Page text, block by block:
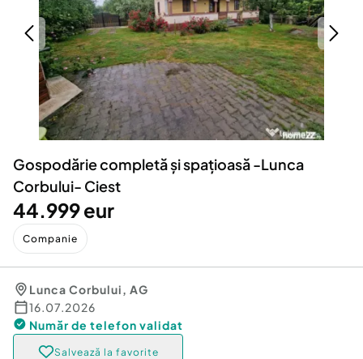
Servicii
Animale de companie
Afaceri și echipamente profesionale
Inchiriere Bunuri si Vehicule
Utilaje agricole si industriale
Piese auto si accesorii
Dacia Duster
Gospodărie completă și spațioasă -Lunca
Corbului- Ciest
44.999 eur
Companie
Lunca Corbului, AG
16.07.2026
Număr de telefon validat
Salvează la favorite